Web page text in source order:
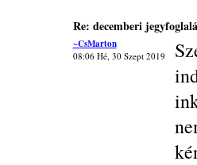
Re: decemberi
~CsMarton
08:06 Hé, 30 Szept 2019